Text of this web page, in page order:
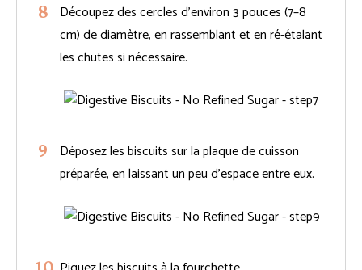
Découpez des cercles d’environ 3 pouces (7–8
cm) de diamètre, en rassemblant et en ré-étalant
les chutes si nécessaire.
Déposez les biscuits sur la plaque de cuisson
préparée, en laissant un peu d’espace entre eux.